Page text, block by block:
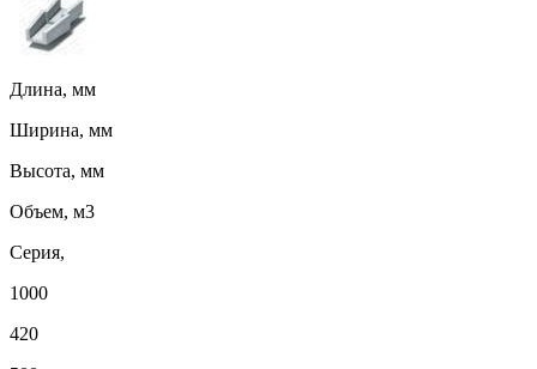
Длина, мм
Ширина, мм
Высота, мм
Объем, м3
Серия,
1000
420